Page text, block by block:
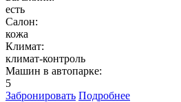
есть
Салон:
кожа
Климат:
климат-контроль
Машин в автопарке:
5
Забронировать Подробнее